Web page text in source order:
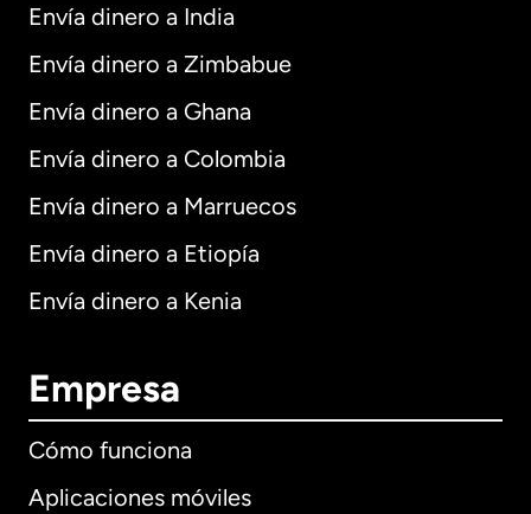
Envía dinero a India
Envía dinero a Zimbabue
Envía dinero a Ghana
Envía dinero a Colombia
Envía dinero a Marruecos
Envía dinero a Etiopía
Envía dinero a Kenia
Empresa
Cómo funciona
Aplicaciones móviles